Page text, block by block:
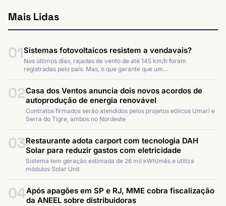
Mais Lidas
01Sistemas fotovoltaicos resistem a vendavais?
Nos últimos dias, rajadas de vento de até 145 km/h foram
registradas pelo país. Mas, o que garante que um…
02Casa dos Ventos anuncia dois novos acordos de
autoprodução de energia renovável
Contratos firmados serão atendidos pelos projetos eólicos Umari e
Serra do Tigre, ambos no Nordeste
03Restaurante adota carport com tecnologia DAH
Solar para reduzir gastos com eletricidade
Sistema tem geração estimada de 26 mil kWh/mês e utiliza
módulos Solar Unit
04Após apagões em SP e RJ, MME cobra fiscalização
da ANEEL sobre distribuidoras